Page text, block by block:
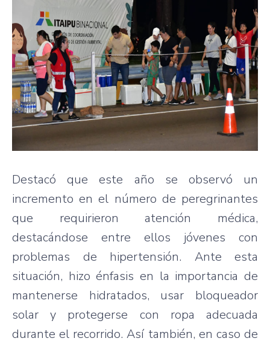
Destacó que este año se observó un
incremento en el número de peregrinantes
que requirieron atención médica,
destacándose entre ellos jóvenes con
problemas de hipertensión. Ante esta
situación, hizo énfasis en la importancia de
mantenerse hidratados, usar bloqueador
solar y protegerse con ropa adecuada
durante el recorrido. Así también, en caso de